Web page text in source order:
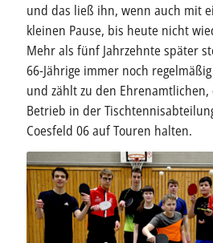
und das ließ ihn, wenn auch mit
kleinen Pause, bis heute nicht
Mehr als fünf Jahrzehnte später
66-Jährige immer noch
und zählt zu den Ehrenamtlichen,
Betrieb in der
Coesfeld 06 auf Touren halten.